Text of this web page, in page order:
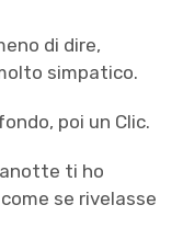
di dire,
simpatico.
poi un Clic.
ti ho
se rivelasse